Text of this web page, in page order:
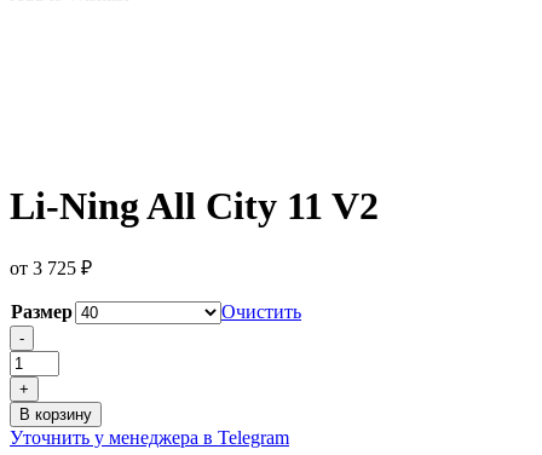
Li-Ning All City 11 V2
от 3 725 ₽
Размер
Очистить
Количество
товара
Li-
Ning
All
City
-
+
В корзину
Уточнить у менеджера в Telegram